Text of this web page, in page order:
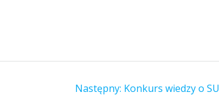
Następny: Następny
Konkurs wiedzy o SU